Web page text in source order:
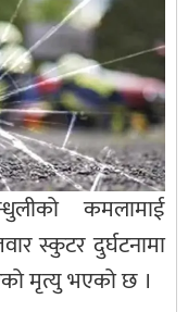
कमलामाई
स्कुटर दुर्घटनामा
मृत्यु भएको छ ।